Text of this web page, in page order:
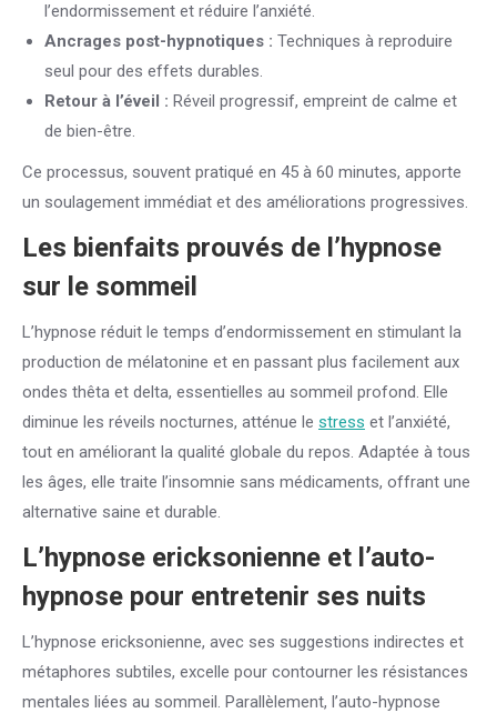
l’endormissement et réduire l’anxiété.
Ancrages post-hypnotiques : Techniques à reproduire
seul pour des effets durables.
Retour à l’éveil : Réveil progressif, empreint de calme et
de bien-être.
Ce processus, souvent pratiqué en 45 à 60 minutes, apporte
un soulagement immédiat et des améliorations progressives.
Les bienfaits prouvés de l’hypnose
sur le sommeil
L’hypnose réduit le temps d’endormissement en stimulant la
production de mélatonine et en passant plus facilement aux
ondes thêta et delta, essentielles au sommeil profond. Elle
diminue les réveils nocturnes, atténue le stress et l’anxiété,
tout en améliorant la qualité globale du repos. Adaptée à tous
les âges, elle traite l’insomnie sans médicaments, offrant une
alternative saine et durable.
L’hypnose ericksonienne et l’auto-
hypnose pour entretenir ses nuits
L’hypnose ericksonienne, avec ses suggestions indirectes et
métaphores subtiles, excelle pour contourner les résistances
mentales liées au sommeil. Parallèlement, l’auto-hypnose